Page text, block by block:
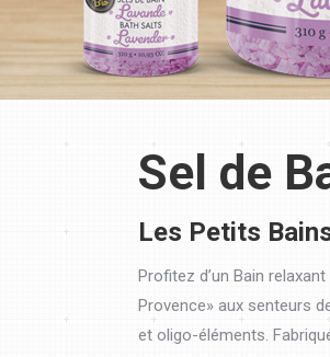
Sel de
Les Petits
Profitez d’un Bain
Provence» aux senteurs
et oligo-éléments.